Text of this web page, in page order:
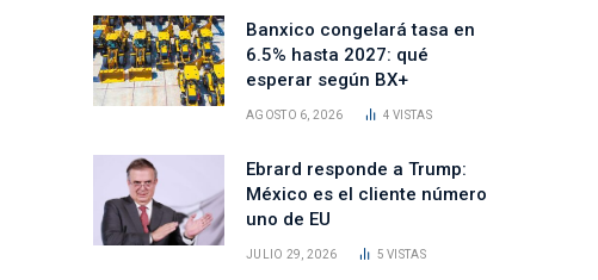
Banxico congelará tasa en
6.5% hasta 2027: qué
esperar según BX+
AGOSTO 6, 2026 4VISTAS
Ebrard responde a Trump:
México es el cliente número
uno de EU
JULIO 29, 2026 5VISTAS